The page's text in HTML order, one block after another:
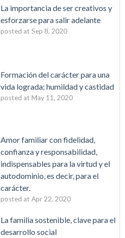
La importancia de ser creativos y
esforzarse para salir adelante
posted at Sep 8, 2020
Formación del carácter para una
vida lograda; humildad y castidad
posted at May 11, 2020
Amor familiar con fidelidad,
confianza y responsabilidad,
indispensables para la virtud y el
autodominio, es decir, para el
carácter.
posted at Apr 22, 2020
La familia sostenible, clave para el
desarrollo social